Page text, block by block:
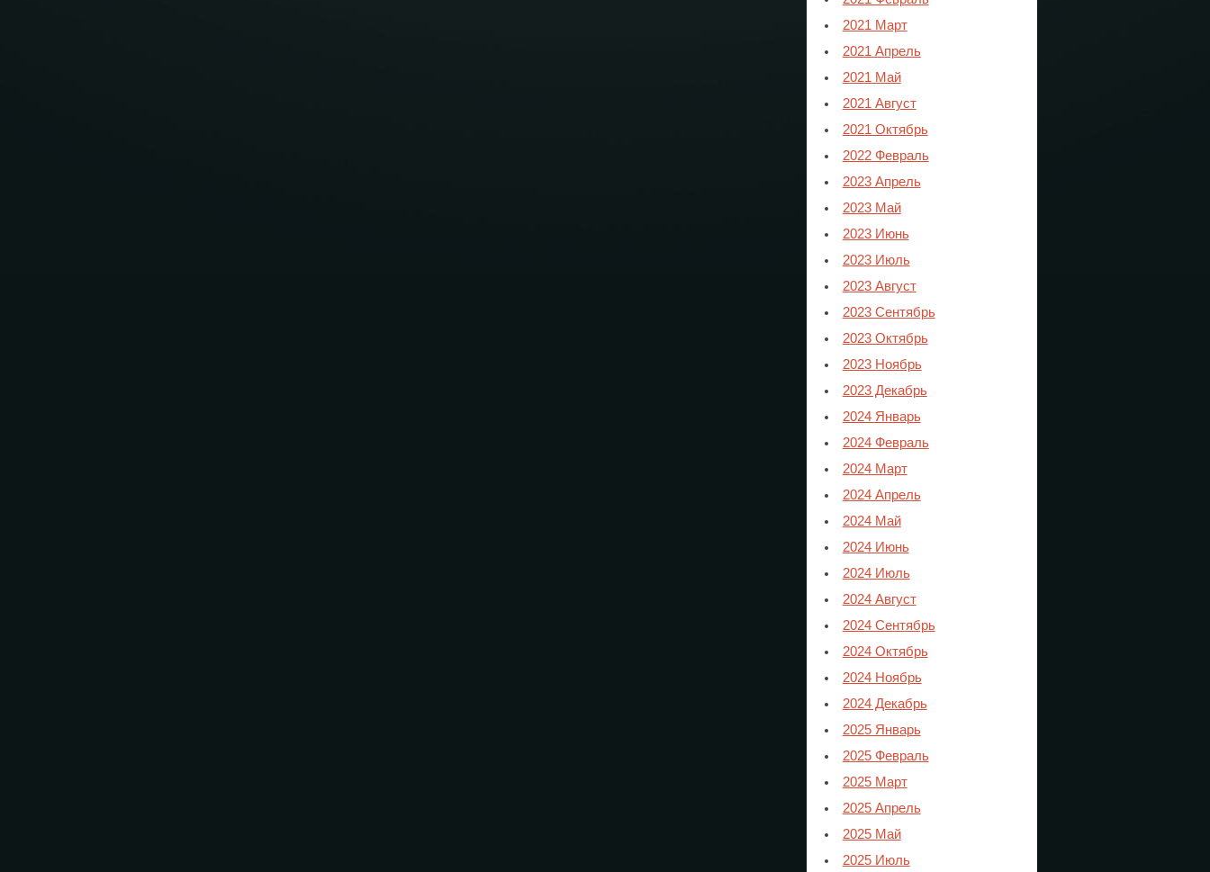
2021 Март
2021 Апрель
2021 Май
2021 Август
2021 Октябрь
2022 Февраль
2023 Апрель
2023 Май
2023 Июнь
2023 Июль
2023 Август
2023 Сентябрь
2023 Октябрь
2023 Ноябрь
2023 Декабрь
2024 Январь
2024 Февраль
2024 Март
2024 Апрель
2024 Май
2024 Июнь
2024 Июль
2024 Август
2024 Сентябрь
2024 Октябрь
2024 Ноябрь
2024 Декабрь
2025 Январь
2025 Февраль
2025 Март
2025 Апрель
2025 Май
2025 Июль